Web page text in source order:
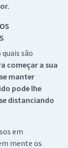
são
começar a sua
manter
pode lhe
distanciando
em
mente os